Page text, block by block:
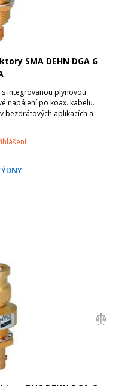
SMA DEHN DGA G
s integrovanou plynovou
napájení po koax. kabelu.
bezdrátových aplikacích a